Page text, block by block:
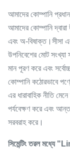
আমাদের কোম্পানি
আমাদের কোম্পানি দ্বারা
এবং অ-বিষাক্ত।সীসা
উপনিবেশের মোট
মান পূরণ করে এবং
কোম্পানি কঠোরভাবে
এর ধারাবাহিক নীতি
পর্যবেক্ষণ করে এবং
সরবরাহ করে।
সিমেন্টিং তরল মধ্যে